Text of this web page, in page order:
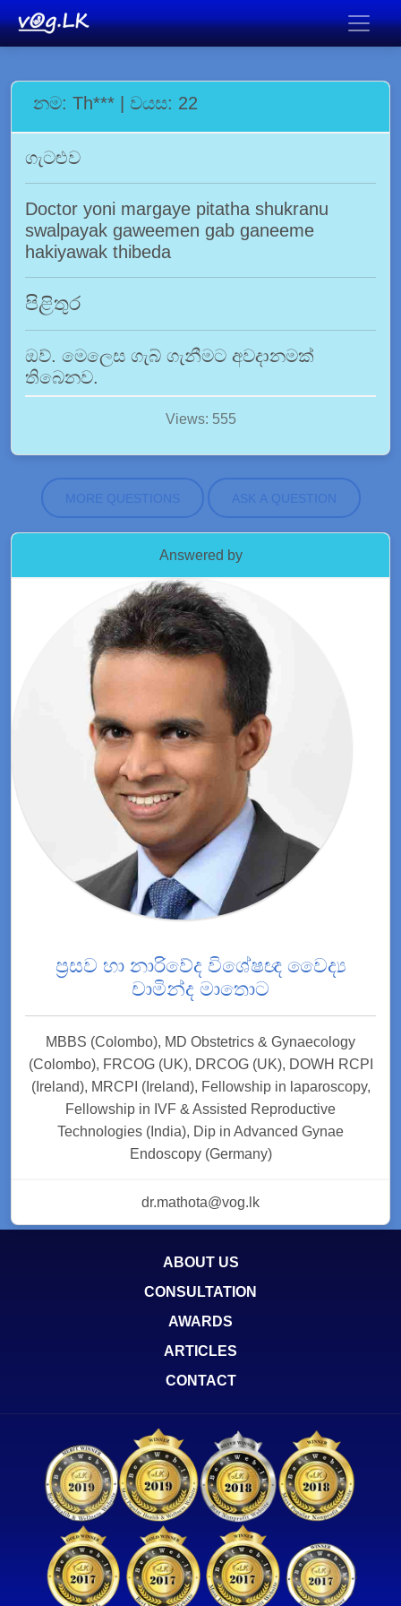
නම: Th*** | වයස: 22
ගැටළුව
Doctor yoni margaye pitatha shukranu
swalpayak gaweemen gab ganeeme
hakiyawak thibeda
පිළිතුර
ඔව්. මෙලෙස ගැබ් ගැනීමට අවදානමක්
තිබෙනව.
Views: 555
MORE QUESTIONS ASK A QUESTION
Answered by
ප්‍රසව හා නාරිවේද විශේෂඥ වෛද්‍ය
චාමින්ද මාතොට
MBBS (Colombo), MD Obstetrics & Gynaecology
(Colombo), FRCOG (UK), DRCOG (UK), DOWH RCPI
(Ireland), MRCPI (Ireland), Fellowship in laparoscopy,
Fellowship in IVF & Assisted Reproductive
Technologies (India), Dip in Advanced Gynae
Endoscopy (Germany)
dr.mathota@vog.lk
ABOUT US
CONSULTATION
AWARDS
ARTICLES
CONTACT